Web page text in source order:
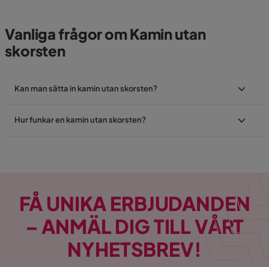
Vanliga frågor om Kamin utan
skorsten
Kan man sätta in kamin utan skorsten?
Hur funkar en kamin utan skorsten?
FÅ UNIKA ERBJUDANDEN
– ANMÄL DIG TILL VÅRT
NYHETSBREV!